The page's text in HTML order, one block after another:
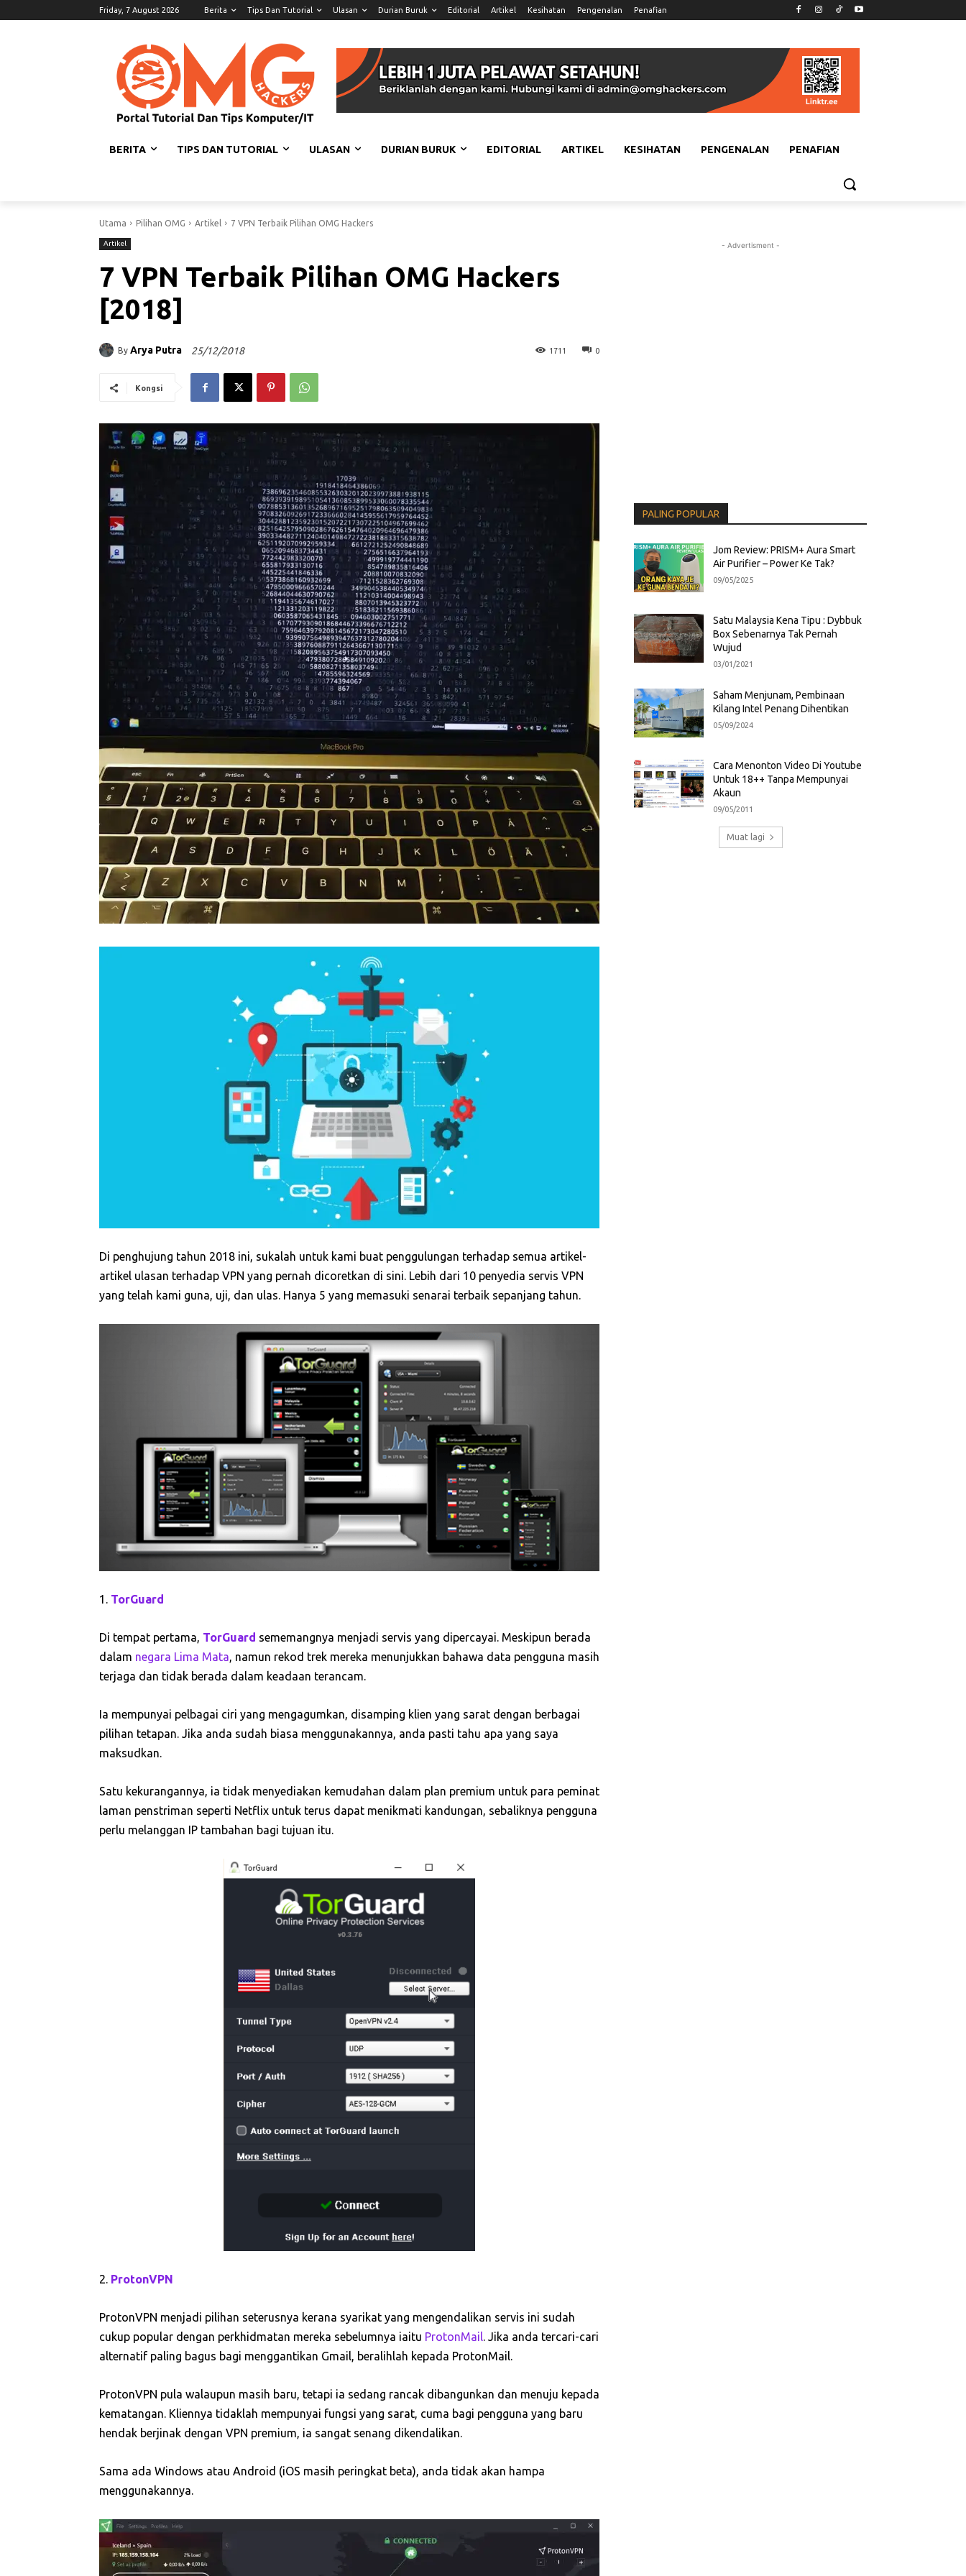
Friday, 7 August 2026 Berita Tips Dan Tutorial Ulasan Durian Buruk Editorial Artikel Kesihatan Pengenalan Penafian
BERITA TIPS DAN TUTORIAL ULASAN DURIAN BURUK EDITORIAL ARTIKEL KESIHATAN PENGENALAN PENAFIAN
Utama Pilihan OMG Artikel 7 VPN Terbaik Pilihan OMG Hackers
Artikel
7 VPN Terbaik Pilihan OMG Hackers
[2018]
By Arya Putra 25/12/2018 0
1711
Kongsi
Di penghujung tahun 2018 ini, sukalah untuk kami buat penggulungan terhadap semua artikel-
artikel ulasan terhadap VPN yang pernah dicoretkan di sini. Lebih dari 10 penyedia servis VPN
yang telah kami guna, uji, dan ulas. Hanya 5 yang memasuki senarai terbaik sepanjang tahun.
1. TorGuard
Di tempat pertama, TorGuard sememangnya menjadi servis yang dipercayai. Meskipun berada
dalam negara Lima Mata, namun rekod trek mereka menunjukkan bahawa data pengguna masih
terjaga dan tidak berada dalam keadaan terancam.
Ia mempunyai pelbagai ciri yang mengagumkan, disamping klien yang sarat dengan berbagai
pilihan tetapan. Jika anda sudah biasa menggunakannya, anda pasti tahu apa yang saya
maksudkan.
Satu kekurangannya, ia tidak menyediakan kemudahan dalam plan premium untuk para peminat
laman penstriman seperti Netflix untuk terus dapat menikmati kandungan, sebaliknya pengguna
perlu melanggan IP tambahan bagi tujuan itu.
2. ProtonVPN
ProtonVPN menjadi pilihan seterusnya kerana syarikat yang mengendalikan servis ini sudah
cukup popular dengan perkhidmatan mereka sebelumnya iaitu ProtonMail. Jika anda tercari-cari
alternatif paling bagus bagi menggantikan Gmail, beralihlah kepada ProtonMail.
ProtonVPN pula walaupun masih baru, tetapi ia sedang rancak dibangunkan dan menuju kepada
kematangan. Kliennya tidaklah mempunyai fungsi yang sarat, cuma bagi pengguna yang baru
hendak berjinak dengan VPN premium, ia sangat senang dikendalikan.
Sama ada Windows atau Android (iOS masih peringkat beta), anda tidak akan hampa
menggunakannya.
- Advertisment -
PALING POPULAR
Jom Review: PRISM+ Aura Smart
Air Purifier – Power Ke Tak?
09/05/2025
Satu Malaysia Kena Tipu : Dybbuk
Box Sebenarnya Tak Pernah
Wujud
03/01/2021
Saham Menjunam, Pembinaan
Kilang Intel Penang Dihentikan
05/09/2024
Cara Menonton Video Di Youtube
Untuk 18++ Tanpa Mempunyai
Akaun
09/05/2011
Muat lagi